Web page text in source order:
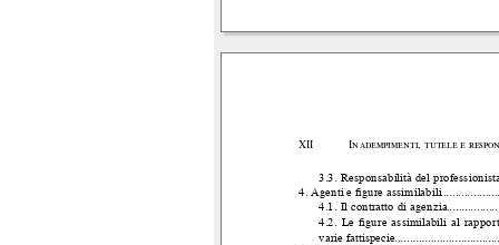
XII Inadempimenti, tutele e
3.3. Responsabilità del
4. Agenti e ﬁgure assimilabili
4.1. Il contratto di agenzia
4.2. Le ﬁgure assimilabili al
varie fattispecie